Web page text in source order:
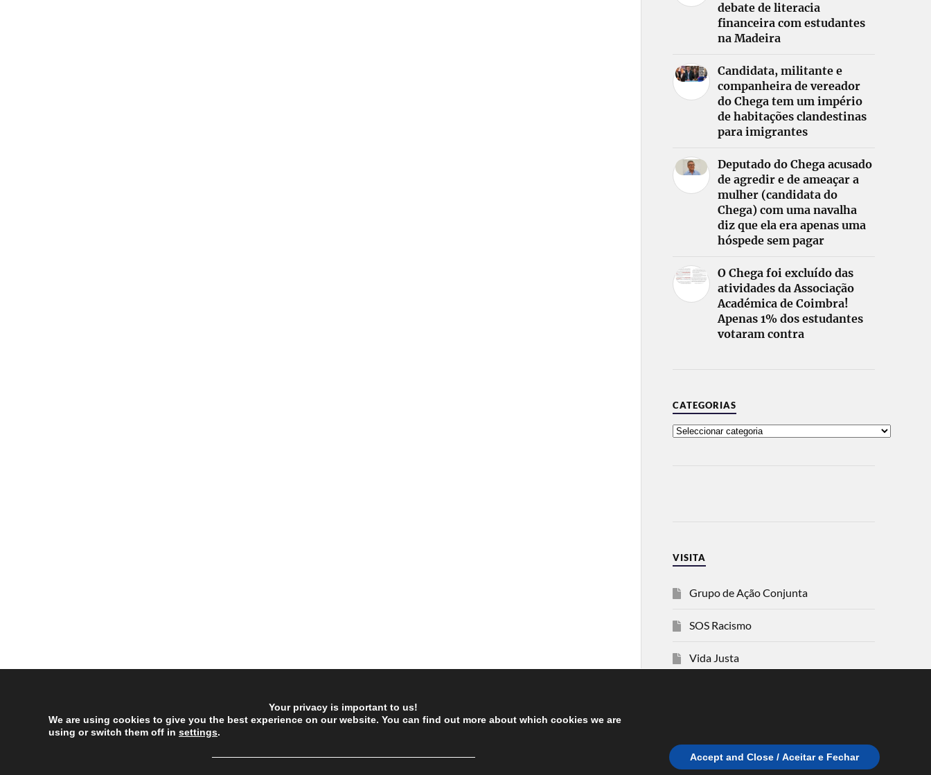
debate de literacia
financeira com estudantes
na Madeira
Candidata, militante e
companheira de vereador
do Chega tem um império
de habitações clandestinas
para imigrantes
Deputado do Chega acusado
de agredir e de ameaçar a
mulher (candidata do
Chega) com uma navalha
diz que ela era apenas uma
hóspede sem pagar
O Chega foi excluído das
atividades da Associação
Académica de Coimbra!
Apenas 1% dos estudantes
votaram contra
CATEGORIAS
VISITA
Grupo de Ação Conjunta
SOS Racismo
Vida Justa
Your privacy is important to us!
We are using cookies to give you the best experience on our website. You can find out more about which cookies we are
using or switch them off in settings.
────────────────────────────────────── Accept and Close / Aceitar e Fechar